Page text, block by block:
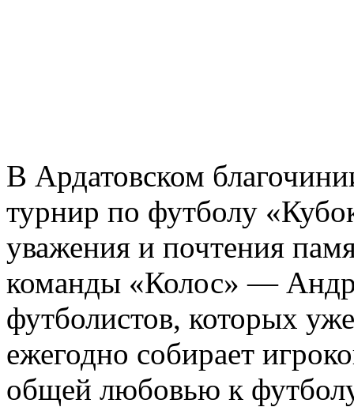
В Ардатовском
турнир по футболу
уважения и почтения
команды «Колос» —
футболистов, которых
ежегодно собирает
общей любовью к